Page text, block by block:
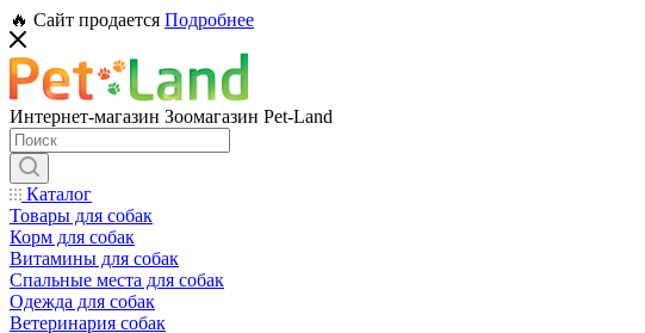
🔥 Сайт продается Подробнее
Интернет-магазин Зоомагазин Pet-Land
Каталог
Товары для собак
Корм для собак
Витамины для собак
Спальные места для собак
Одежда для собак
Ветеринария собак